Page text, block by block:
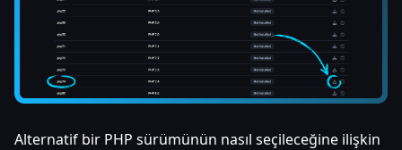
Alternatif bir PHP sürümünün nasıl seçileceğine ilişkin